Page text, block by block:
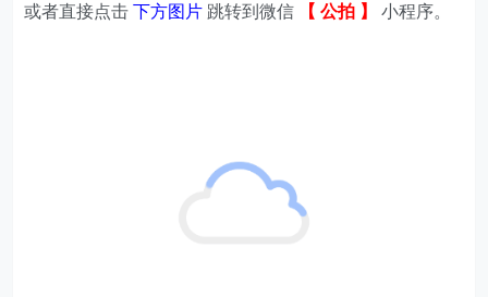
或者直接点击下方图片 跳转到微信 【 公拍 】小程序。